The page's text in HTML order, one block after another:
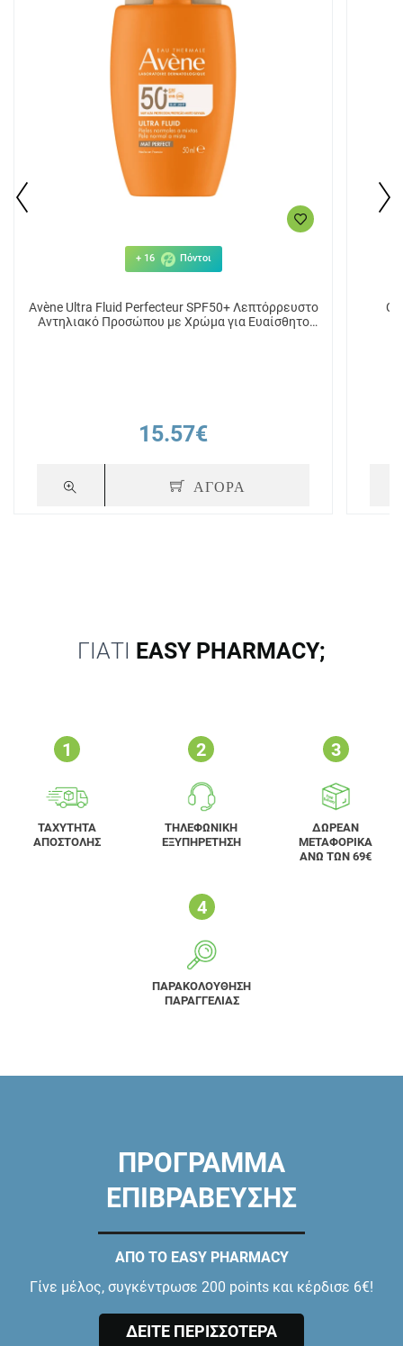
+ 16 Πόντοι
Avène Ultra Fluid Perfecteur SPF50+ Λεπτόρρευστο
Αντηλιακό Προσώπου με Χρώμα για Ευαίσθητο
15.57€
ΑΓΟΡΑ
ΓΙΑΤΙ EASY PHARMACY;
ΤΑΧΥΤΗΤΑ
ΑΠΟΣΤΟΛΗΣ
ΤΗΛΕΦΩΝΙΚΗ
ΕΞΥΠΗΡΕΤΗΣΗ
ΔΩΡΕΑΝ
ΜΕΤΑΦΟΡΙΚΑ
ΑΝΩ ΤΩΝ 69€
ΠΑΡΑΚΟΛΟΥΘΗΣΗ
ΠΑΡΑΓΓΕΛΙΑΣ
ΠΡΟΓΡΑΜΜΑ
ΕΠΙΒΡΑΒΕΥΣΗΣ
ΑΠΟ ΤΟ EASY PHARMACY
Γίνε μέλος, συγκέντρωσε 200 points και κέρδισε 6€!
ΔΕΙΤΕ ΠΕΡΙΣΣΟΤΕΡΑ